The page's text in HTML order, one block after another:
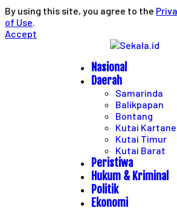
By using this site, you agree to the
of Use.
Accept
Nasional
Daerah
Samarinda
Balikpapan
Bontang
Kutai
Kutai Timur
Kutai Barat
Peristiwa
Hukum & Kriminal
Politik
Ekonomi